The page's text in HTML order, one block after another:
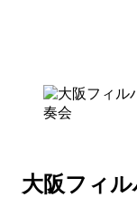
大阪フィ